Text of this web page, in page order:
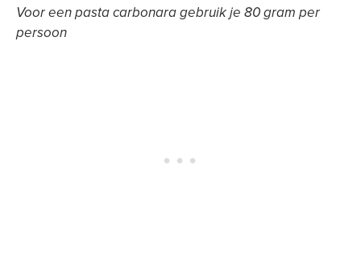
Voor een pasta carbonara gebruik je 80 gram per
persoon